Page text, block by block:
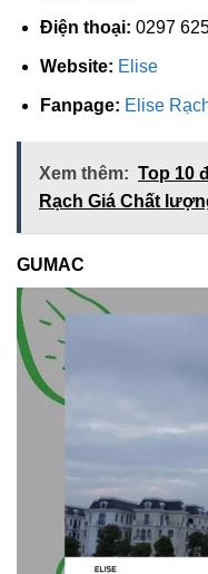
Điện thoại: 0297
Website: Elise
Fanpage: Elise
Xem thêm: Top 10
Rạch Giá Chất
GUMAC